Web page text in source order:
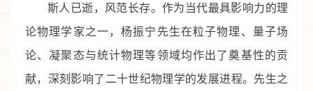
斯人已逝，风范长存。作为当代最具影响力的理
论物理学家之一，杨振宁先生在粒子物理、量子场
论、凝聚态与统计物理等领域均作出了奠基性的贡
献，深刻影响了二十世纪物理学的发展进程。先生之